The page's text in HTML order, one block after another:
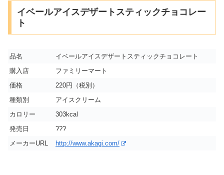
イベールアイスデザートスティックチョコレー
ト
品名
イベールアイスデザートスティックチョコレート
購入店
ファミリーマート
価格
220円（税別）
種類別
アイスクリーム
カロリー
303kcal
発売日
???
メーカーURL
http://www.akagi.com/